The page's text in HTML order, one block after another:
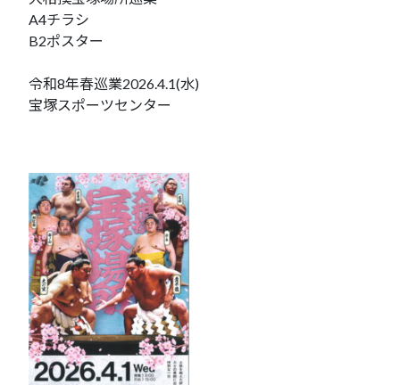
A4チラシ
B2ポスター
令和8年春巡業2026.4.1(水)
宝塚スポーツセンター